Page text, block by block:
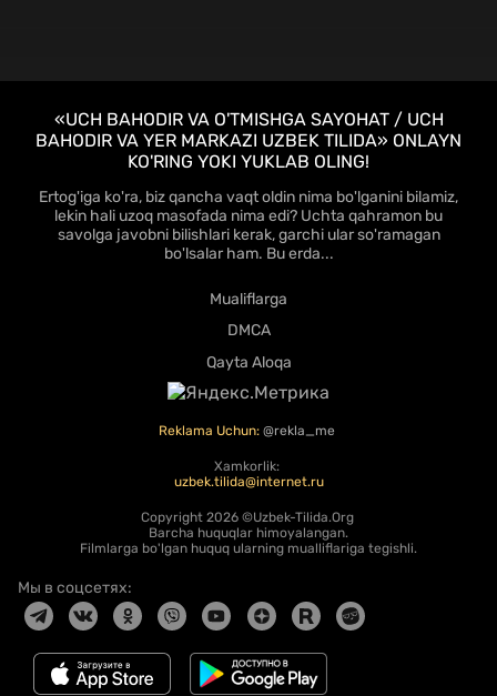
«UCH BAHODIR VA O'TMISHGA SAYOHAT / UCH
BAHODIR VA YER MARKAZI UZBEK TILIDA» ONLAYN
KO'RING YOKI YUKLAB OLING!
Ertog'iga ko'ra, biz qancha vaqt oldin nima bo'lganini bilamiz,
lekin hali uzoq masofada nima edi? Uchta qahramon bu
savolga javobni bilishlari kerak, garchi ular so'ramagan
bo'lsalar ham. Bu erda...
Mualiflarga
DMCA
Qayta Aloqa
Reklama Uchun: @rekla_me
Xamkorlik:
uzbek.tilida@internet.ru
Copyright 2026 ©Uzbek-Tilida.Org
Barcha huquqlar himoyalangan.
Filmlarga bo'lgan huquq ularning mualliflariga tegishli.
Мы в соцсетях: